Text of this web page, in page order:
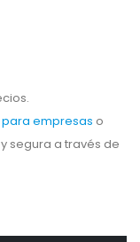
empresas o
segura a través de